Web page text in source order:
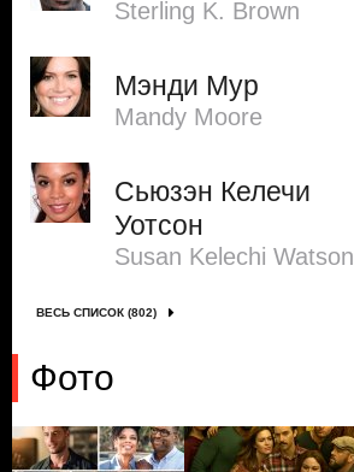
Sterling K. Brown
Мэнди Мур
Mandy Moore
Сьюзэн Келечи
Уотсон
Susan Kelechi Watson
ВЕСЬ СПИСОК (802)
Фото